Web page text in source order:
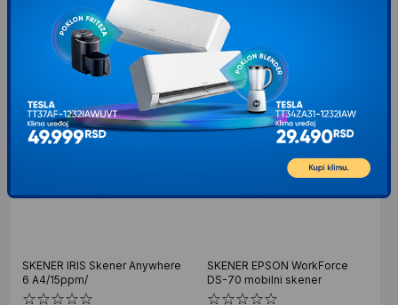
14.29900RSD
VIP cena: 13.924 00
89.599
VIP cena: 87.887
RSD
SKENER IRIS Skener Anywhere
6 A4/15ppm/
SKENER EPSON WorkForce
DS-70 mobilni skener